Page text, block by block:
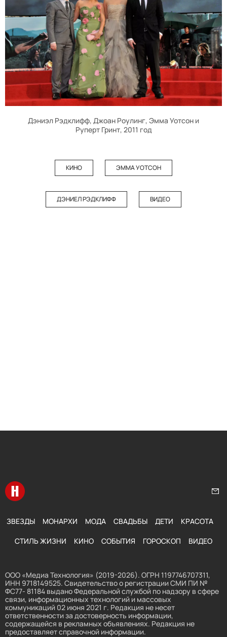
Дэниэл Рэдклифф, Джоан Роулинг, Эмма Уотсон и
Руперт Гринт, 2011 год
КИНО ЭММА УОТСОН
ДЭНИЕЛ РЭДКЛИФФ ВИДЕО
Перейти на главную
ЗВЕЗДЫ МОНАРХИ МОДА СВАДЬБЫ ДЕТИ КРАСОТА
СТИЛЬ ЖИЗНИ КИНО СОБЫТИЯ ГОРОСКОП ВИДЕО
ООО «Медиа Технология» (2019-2026). ОГРН 1197746707311,
ИНН 9718149525. Свидетельство о регистрации СМИ ПИ №
ФС77- 81184 выдано Федеральной службой по надзору в сфере
связи, информационных технологий и массовых
коммуникаций 02 июня 2021 г. Редакция не несет
ответственности за достоверность информации,
содержащейся в рекламных объявлениях. Редакция не
предоставляет справочной информации.